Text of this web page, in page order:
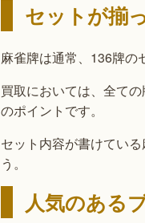
セットが揃
麻雀牌は通常、136牌の
買取においては、全て
のポイントです。
セット内容が書けてい
う。
人気のある